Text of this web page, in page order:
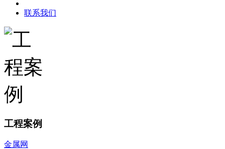
联系我们
工程案例
金属网